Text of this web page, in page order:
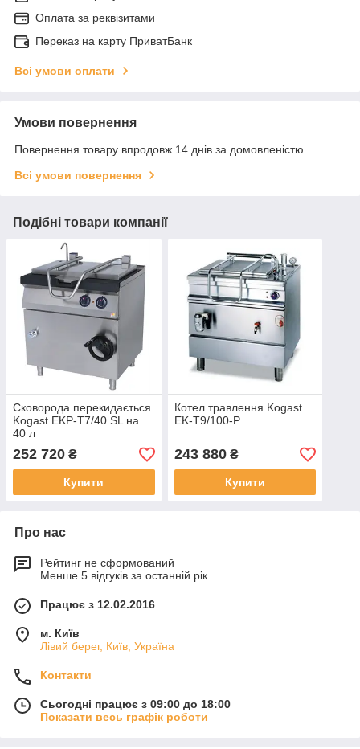
Оплата за реквізитами
Переказ на карту ПриватБанк
Всі умови оплати
Умови повернення
Повернення товару впродовж 14 днів за домовленістю
Всі умови повернення
Подібні товари компанії
Сковорода перекидається
Kogast EKP-T7/40 SL на
40 л
252 720 ₴
Купити
Котел травлення Kogast
EK-T9/100-P
243 880₴
Купити
Про нас
Рейтинг не сформований
Менше 5 відгуків за останній рік
Працює з 12.02.2016
м. Київ
Лівий берег, Київ, Україна
Контакти
Сьогодні працює з 09:00 до 18:00
Показати весь графік роботи